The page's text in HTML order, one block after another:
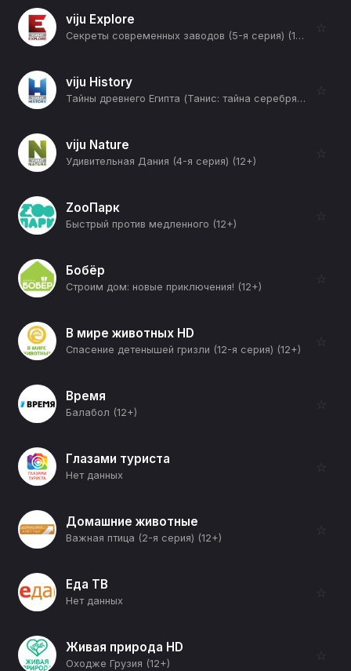
viju Explore
Секреты современных заводов (5-я серия) (12+)
☆
viju History
Тайны древнего Египта (Танис: тайна серебряного фараона) (12+)
☆
viju Nature
Удивительная Дания (4-я серия) (12+)
☆
ZooПарк
Быстрый против медленного (12+)
☆
Бобёр
Строим дом: новые приключения! (12+)
☆
В мире животных HD
Спасение детенышей гризли (12-я серия) (12+)
☆
Время
Балабол (12+)
☆
Глазами туриста
Нет данных
☆
Домашние животные
Важная птица (2-я серия) (12+)
☆
Еда ТВ
Нет данных
☆
Живая природа HD
Оходже Грузия (12+)
☆